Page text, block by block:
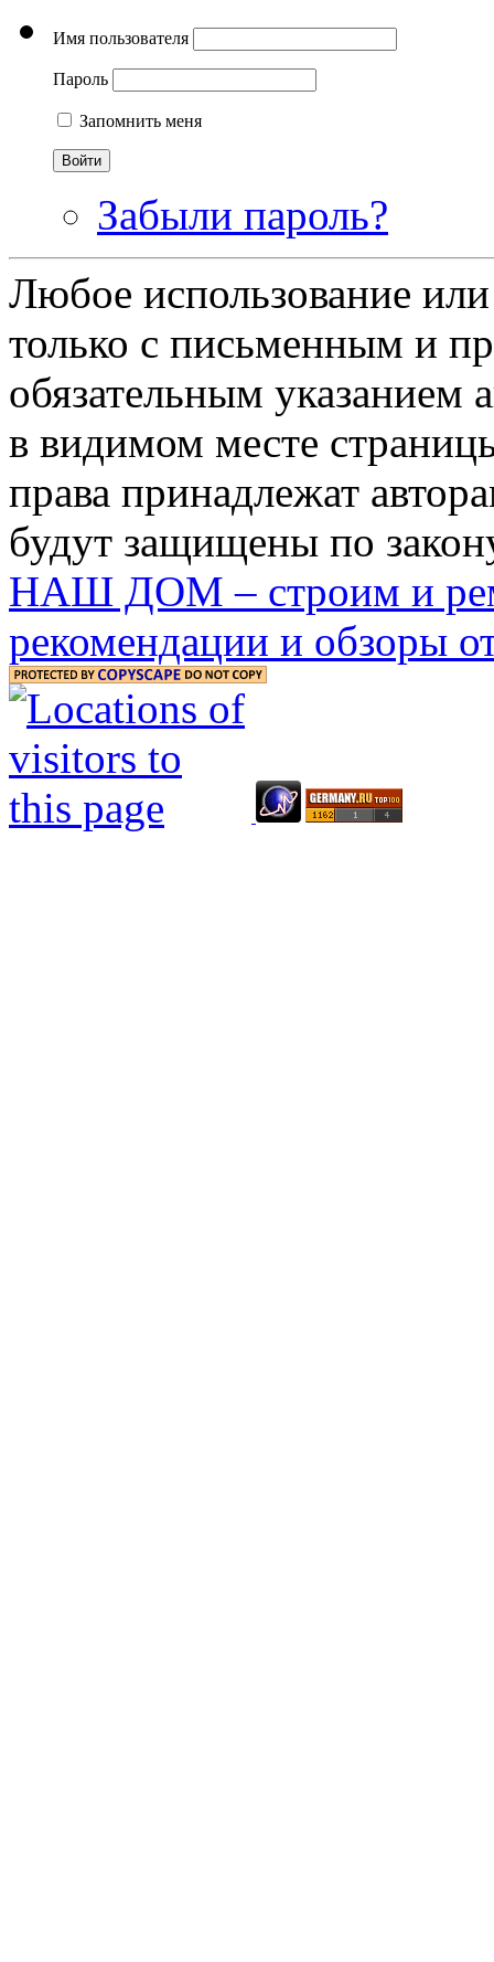
Имя пользователя
Пароль
Запомнить меня
Забыли пароль?
Любое использование
только с письменным и
обязательным указанием
в видимом месте
права принадлежат
будут защищены по
НАШ ДОМ – строим и
рекомендации и обзоры